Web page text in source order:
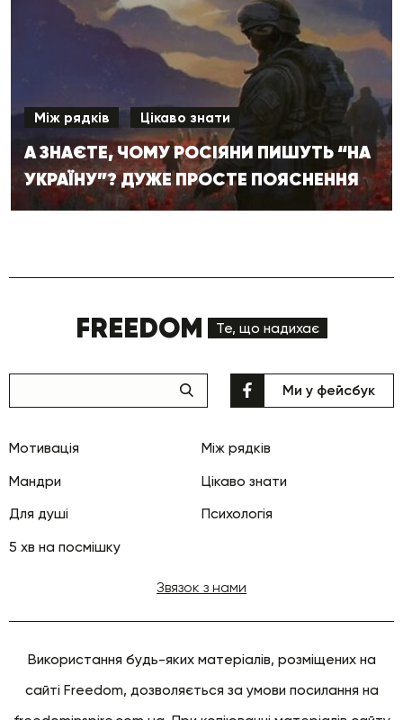
Між рядків Цікаво знати
А ЗНАЄТЕ, ЧОМУ РОСІЯНИ ПИШУТЬ “НА
УКРАЇНУ”? ДУЖЕ ПРОСТЕ ПОЯСНЕННЯ
FREEDOM Те, що надихає
Мотивація
Між рядків
Мандри
Цікаво знати
Для душі
Психологія
5 хв на посмішку
Ми у фейсбук
Звязок з нами
Використання будь-яких матеріалів, розміщених на
сайті Freedom, дозволяється за умови посилання на